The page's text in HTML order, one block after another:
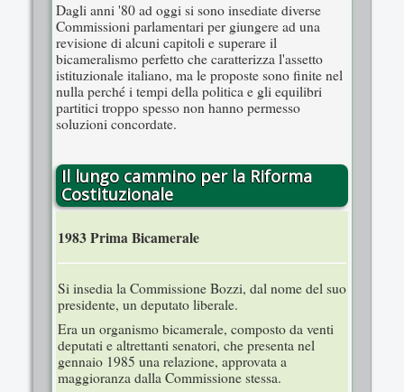
Dagli anni '80 ad oggi si sono insediate diverse
Commissioni parlamentari per giungere ad una
revisione di alcuni capitoli e superare il
bicameralismo perfetto che caratterizza l'assetto
istituzionale italiano, ma le proposte sono finite nel
nulla perché i tempi della politica e gli equilibri
partitici troppo spesso non hanno permesso
soluzioni concordate.
Il lungo cammino per la Riforma
Costituzionale
1983 Prima Bicamerale
Si insedia la Commissione Bozzi, dal nome del suo
presidente, un deputato liberale.
Era un organismo bicamerale, composto da venti
deputati e altrettanti senatori, che presenta nel
gennaio 1985 una relazione, approvata a
maggioranza dalla Commissione stessa.